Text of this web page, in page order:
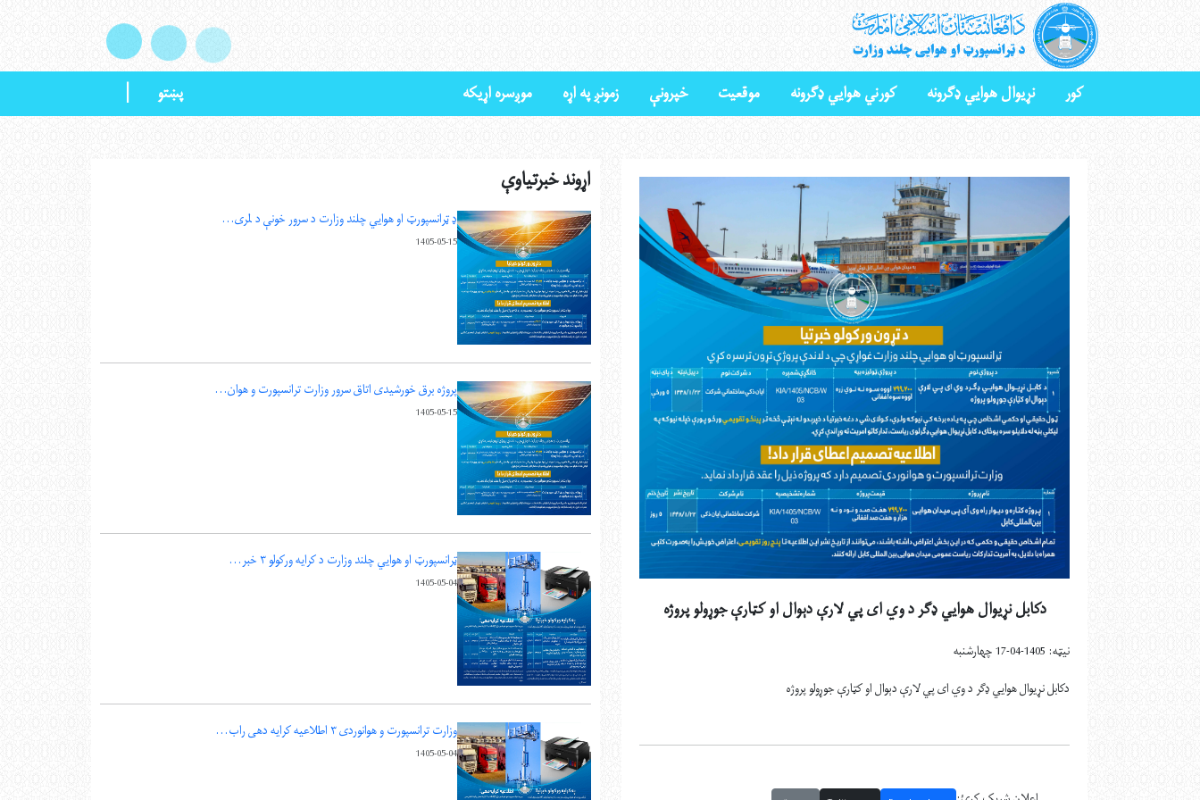
کور نړیوال هوايي ډګرونه کورني هوايي ډګرونه موقعیت خپرونې زمونږ په اړه موږسره اړیکه پښتو |
دکابل نړیوال هوايي ډگر د وي ای پي لارې دېوال او کټارې جوړولو پروژه
نیټه: 1405-04-17 چهارشنبه
دکابل نړیوال هوايي ډگر د وي ای پي لارې دېوال او کټارې جوړولو پروژه
اړوند خبرتیاوې
ډ ټرانسپورټ او هوايي چلند وزارت د سرور خونې د لمری...
1405-05-15
پروژه برق خورشیدی اتاق سرور وزارت ترانسپورت و هوان...
1405-05-15
ټرانسپورټ او هوايي چلند وزارت د کرایه ورکولو ۳ خبر...
1405-05-04
وزارت ترانسپورت و هوانوردی ۳ اطلاعیه کرایه دهی راب...
1405-05-04